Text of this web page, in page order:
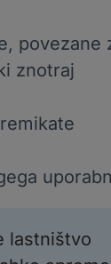
povezane
znotraj
lastništvo